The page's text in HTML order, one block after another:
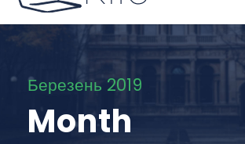
Березень 2019
Month